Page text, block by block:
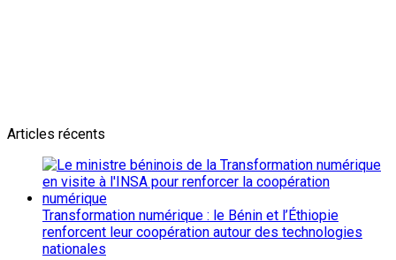
Articles récents
Transformation numérique : le Bénin et l’Éthiopie
renforcent leur coopération autour des technologies
nationales